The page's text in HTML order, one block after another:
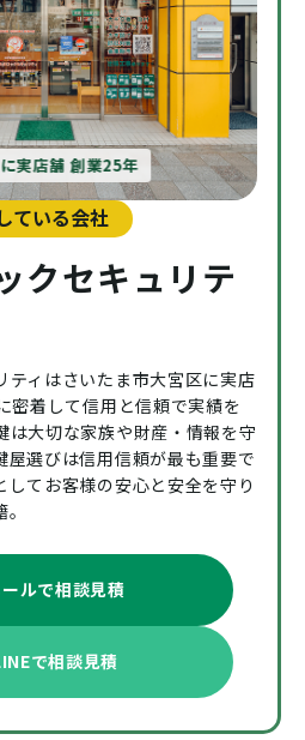
実店舗 創業25年
ている会社
クセキュリテ
ティはさいたま市大宮区に実店
密着して信用と信頼で実績を
は大切な家族や財産・情報を守
屋選びは信用信頼が最も重要で
てお客様の安心と安全を守り
ルで相談見積
で相談見積